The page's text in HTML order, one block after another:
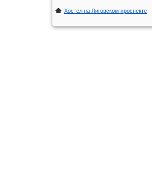
Хостел на Лиговском проспекте